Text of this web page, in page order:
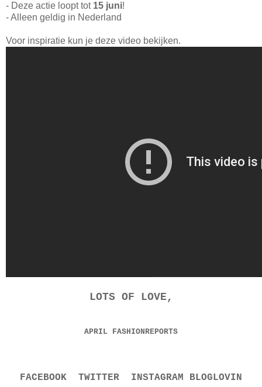
- Deze actie loopt tot 15 juni!
- Alleen geldig in Nederland
Voor inspiratie kun je deze video bekijken.
LOTS OF LOVE,
APRIL FASHIONREPORTS
FACEBOOK TWITTER INSTAGRAM BLOGLOVIN